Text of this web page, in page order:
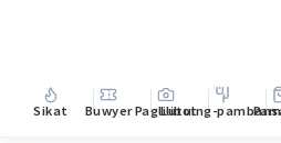
Sikat BuwyerPaglilibot
Lutuing-